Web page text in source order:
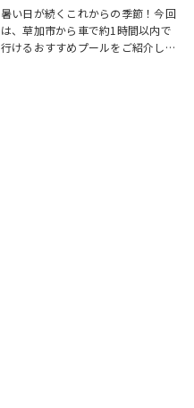
暑い日が続くこれからの季節！今回
は、草加市から車で約1時間以内で
行けるおすすめプールをご紹介しま